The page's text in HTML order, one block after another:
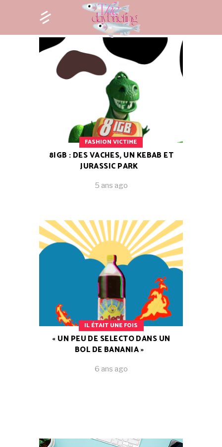
FASHION VICTIME
8IGB : DES VACHES, UN KEBAB ET
JURASSIC PARK
5 ans ago
IL ÉTAIT UNE FOIS
« UN PEU DE SELECTO DANS UN
BOL DE BANANIA »
6 ans ago